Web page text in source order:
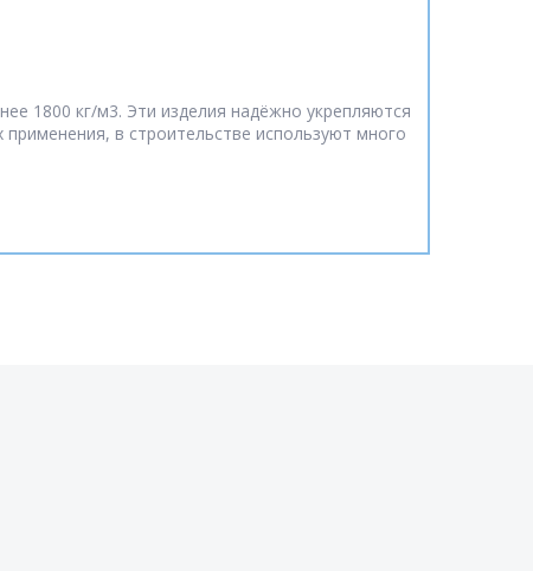
1800 кг/м3. Эти изделия надёжно укрепляются
в строительстве используют много